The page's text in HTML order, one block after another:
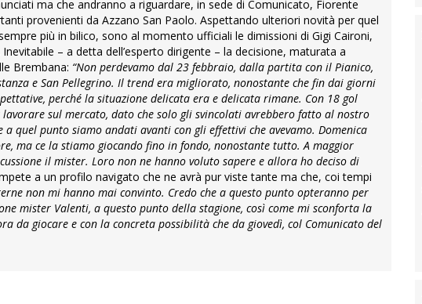
ma che andranno a riguardare, in sede di Comunicato, Fiorente
provenienti da Azzano San Paolo. Aspettando ulteriori novità per quel
più in bilico, sono al momento ufficiali le dimissioni di Gigi Caironi,
– a detta dell’esperto dirigente – la decisione, maturata a
Brembana: “Non perdevamo dal 23 febbraio, dalla partita con il Pianico,
e San Pellegrino. Il trend era migliorato, nonostante che fin dai giorni
perché la situazione delicata era e delicata rimane. Con 18 gol
sul mercato, dato che solo gli svincolati avrebbero fatto al nostro
quel punto siamo andati avanti con gli effettivi che avevamo. Domenica
ma ce la stiamo giocando fino in fondo, nonostante tutto. A maggior
il mister. Loro non ne hanno voluto sapere e allora ho deciso di
a un profilo navigato che ne avrà pur viste tante ma che, coi tempi
non mi hanno mai convinto. Credo che a questo punto opteranno per
mister Valenti, a questo punto della stagione, così come mi sconforta la
da giocare e con la concreta possibilità che da giovedì, col Comunicato del